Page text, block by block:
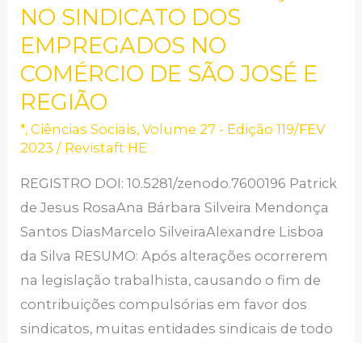
NO SINDICATO DOS
EMPREGADOS NO
COMÉRCIO DE SÃO JOSÉ E
REGIÃO
*,Ciências Sociais,Volume 27 - Edição 119/FEV
2023 / Revistaft HE
REGISTRO DOI: 10.5281/zenodo.7600196 Patrick
de Jesus RosaAna Bárbara Silveira Mendonça
Santos DiasMarcelo SilveiraAlexandre Lisboa
da Silva RESUMO: Após alterações ocorrerem
na legislação trabalhista, causando o fim de
contribuições compulsórias em favor dos
sindicatos, muitas entidades sindicais de todo
DE
COMUNICAÇÃO
NO
SINDICATO
DOS
EMPREGADOS
NO
COMÉRCIO
DE
SÃO
JOSÉ
E
REGIÃO